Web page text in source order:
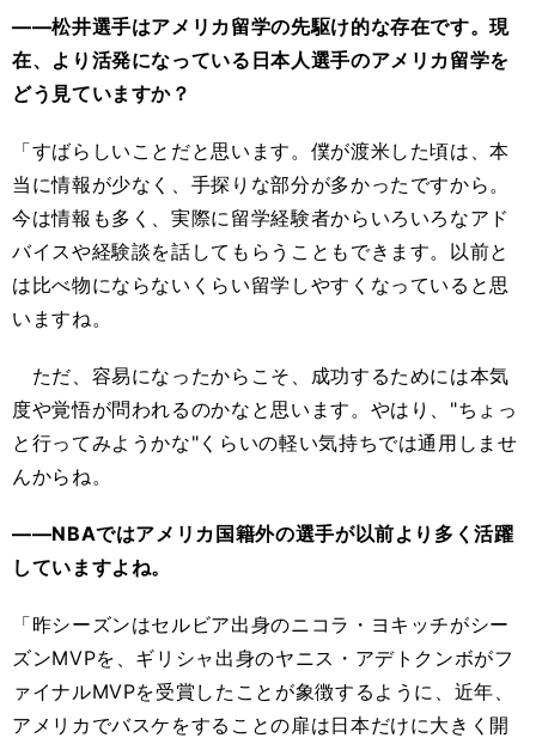
――松井選手はアメリカ留学の先駆け的な存在です。現
在、より活発になっている日本人選手のアメリカ留学を
どう見ていますか？
「すばらしいことだと思います。僕が渡米した頃は、本
当に情報が少なく、手探りな部分が多かったですから。
今は情報も多く、実際に留学経験者からいろいろなアド
バイスや経験談を話してもらうこともできます。以前と
は比べ物にならないくらい留学しやすくなっていると思
いますね。
ただ、容易になったからこそ、成功するためには本気
度や覚悟が問われるのかなと思います。やはり、"ちょっ
と行ってみようかな"くらいの軽い気持ちでは通用しませ
んからね。
――NBAではアメリカ国籍外の選手が以前より多く活躍
していますよね。
「昨シーズンはセルビア出身のニコラ・ヨキッチがシー
ズンMVPを、ギリシャ出身のヤニス・アデトクンボがフ
ァイナルMVPを受賞したことが象徴するように、近年、
アメリカでバスケをすることの扉は日本だけに大きく開